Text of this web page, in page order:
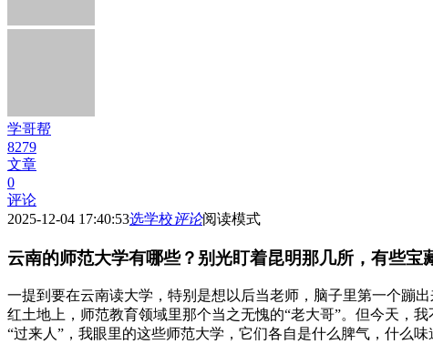
学哥帮
8279
文章
0
评论
2025-12-04 17:40:53选学校评论阅读模式
云南的师范大学有哪些？别光盯着昆明那几所，有些宝
一提到要在云南读大学，特别是想以后当老师，脑子里第一个蹦
红土地上，师范教育领域里那个当之无愧的“老大哥”。但今天，
“过来人”，我眼里的这些师范大学，它们各自是什么脾气，什么味